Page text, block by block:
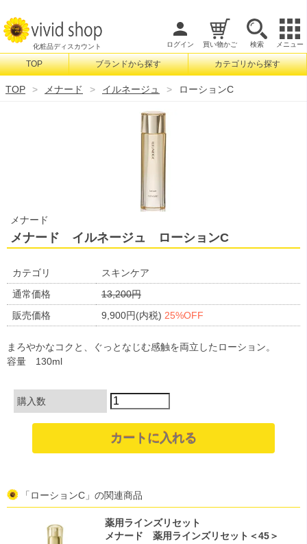
化粧品ディスカウント ログイン 買い物かご 検索 メニュー
検索
TOP ブランドから探す カテゴリから探す
TOP メナード イルネージュ ローションC
メナード
メナード イルネージュ ローションC
カテゴリ
スキンケア
通常価格
13,200円
販売価格
9,900円(内税) 25%OFF
まろやかなコクと、ぐっとなじむ感触を両立したローション。
容量 130ml
購入数
「ローションC」の関連商品
薬用ラインズリセット
メナード 薬用ラインズリセット＜45＞